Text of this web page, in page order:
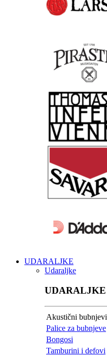
UDARALJKE
Udaraljke
UDARALJKE
Akustični bubnjevi
Palice za bubnjeve
Bongosi
Tamburini i defovi